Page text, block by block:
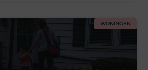
WONINGEN